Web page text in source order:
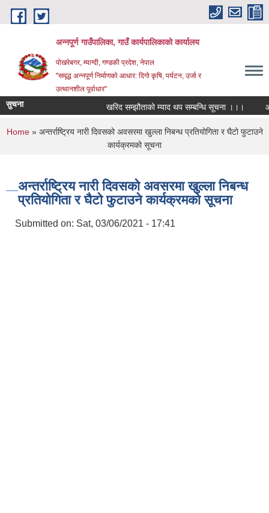
Skip to main content
अन्‍नपूर्ण गाउँपालिका, गाउँ कार्यपालिकाको कार्यालय
पोखरेबगर, म्याग्दी, गण्डकी प्रदेश, नेपाल
"समृद्ध अन्‍नपूर्ण निर्माणको आधार: दिगो कृषि, पर्यटन, उर्जा र
उत्थानशील पूर्वाधार"
सुचना खरिद सम्झौताको म्याद थप सम्बन्धि सूचना ।।।
You are here
Home» अन्तर्राष्ट्रिय नारी दिवसको अवसरमा खुल्ला निबन्ध प्रतियोगिता र घैटो फुटाउने
कार्यक्रमको सूचना
अन्तर्राष्ट्रिय नारी दिवसको अवसरमा खुल्ला निबन्ध
प्रतियोगिता र घैटो फुटाउने कार्यक्रमको सूचना
Submitted on: Sat, 03/06/2021 - 17:41